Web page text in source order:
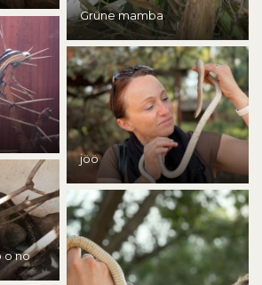
o no
Grüne mamba
jöö